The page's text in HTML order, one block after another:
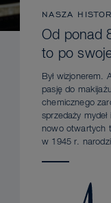
NASZA
Od ponad
to po
Był wizjonerem.
pasję do
chemicznego
sprzedaży
nowo otwartych
w 1945 r.